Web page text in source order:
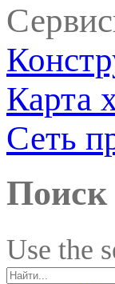
Карта
Сеть
Поиск
Use the